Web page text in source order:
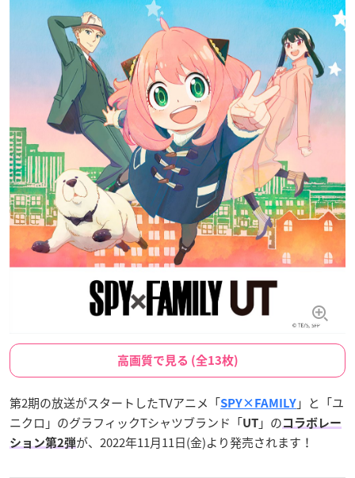
高画質で見る (全13枚)
第2期の放送がスタートしたTVアニメ「SPY×FAMILY 」と「ユ
ニクロ」のグラフィックTシャツブランド「UT 」の コラボレー
ション第2弾が、2022年11月11日(金)より発売されます！